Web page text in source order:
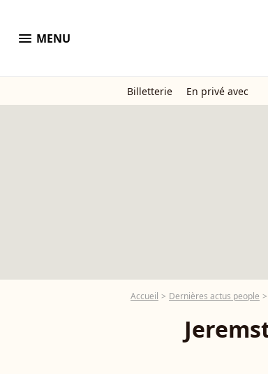
menu MENU
Billetterie En privé avec
Accueil Dernières actus people